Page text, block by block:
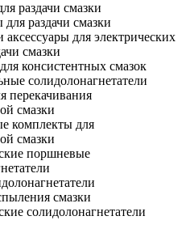
раздачи смазки
раздачи смазки
для электрических
смазки
консистентных смазок
солидолонагнетатели
перекачивания
смазки
комплекты для
смазки
поршневые
смазки
солидолонагнетатели